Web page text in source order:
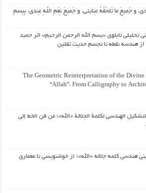
و جَمیعَ ما تَلحَقُهُ عِنایتی، و جَمیعَ نِعَمِ اللّهِ عِندی، بِبِسمِ
تحلیلی تابلوی «بسم الله الرحمن الرحیم» اثر حمید
از هندسه نقطه تا تجسم حدیث ثقلین
The Geometric Reinterpretation of the Divine
“Allah”: From Calligraphy to
الهندسي لكلمة الجلالة «الله»؛ من فن الخط إلى
هندسی کلمه جلاله «الله»؛ از خوشنویسی تا معماری